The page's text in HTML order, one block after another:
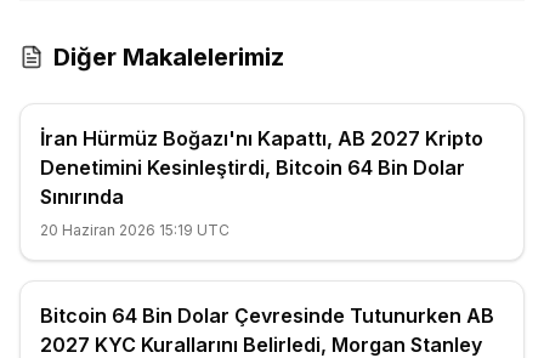
Diğer Makalelerimiz
İran Hürmüz Boğazı'nı Kapattı, AB 2027 Kripto
Denetimini Kesinleştirdi, Bitcoin 64 Bin Dolar
Sınırında
20 Haziran 2026 15:19 UTC
Bitcoin 64 Bin Dolar Çevresinde Tutunurken AB
2027 KYC Kurallarını Belirledi, Morgan Stanley